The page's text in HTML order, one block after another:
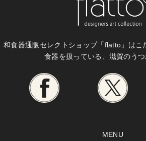
和食器通販セレクトショップ「flatto」はこ
食器を扱っている、滋賀のうつ
MENU